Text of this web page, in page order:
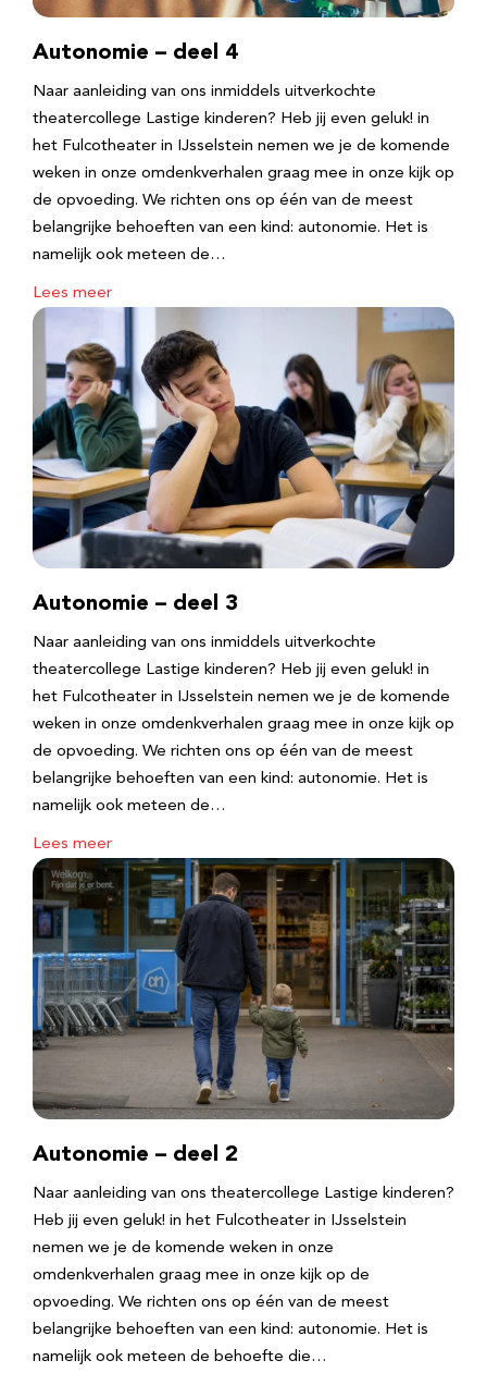
Autonomie – deel 4
Naar aanleiding van ons inmiddels uitverkochte
theatercollege Lastige kinderen? Heb jij even geluk! in
het Fulcotheater in IJsselstein nemen we je de komende
weken in onze omdenkverhalen graag mee in onze kijk op
de opvoeding. We richten ons op één van de meest
belangrijke behoeften van een kind: autonomie. Het is
namelijk ook meteen de…
Lees meer
Autonomie – deel 3
Naar aanleiding van ons inmiddels uitverkochte
theatercollege Lastige kinderen? Heb jij even geluk! in
het Fulcotheater in IJsselstein nemen we je de komende
weken in onze omdenkverhalen graag mee in onze kijk op
de opvoeding. We richten ons op één van de meest
belangrijke behoeften van een kind: autonomie. Het is
namelijk ook meteen de…
Lees meer
Autonomie – deel 2
Naar aanleiding van ons theatercollege Lastige kinderen?
Heb jij even geluk! in het Fulcotheater in IJsselstein
nemen we je de komende weken in onze
omdenkverhalen graag mee in onze kijk op de
opvoeding. We richten ons op één van de meest
belangrijke behoeften van een kind: autonomie. Het is
namelijk ook meteen de behoefte die…